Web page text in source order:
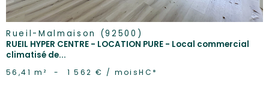
Rueil-Malmaison (92500)
RUEIL HYPER CENTRE - LOCATION PURE - Local commercial
climatisé de...
56,41 m² - 1 562 € / moisHC*